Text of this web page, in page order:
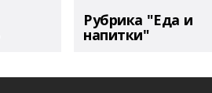
Рубрика "Еда и
напитки"